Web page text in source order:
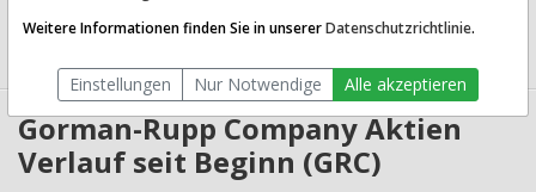
2.26 Mrd. USD
Anzahl
26,410,244
Gorman-Rupp Company Aktien
Verlauf seit Beginn (GRC)
Weitere Informationen finden Sie in unsererDatenschutzrichtlinie.
Einstellungen Nur Notwendige Alle akzeptieren